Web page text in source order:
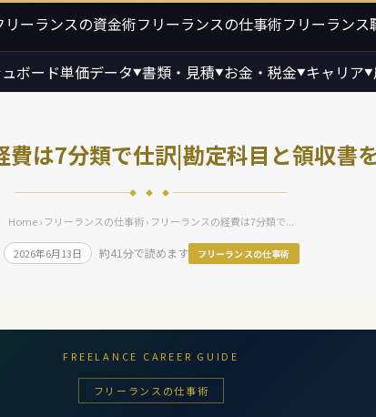
リーランスの資金術フリーランスの仕事術フリーランス
ボード単価データ▼書類・見積▼お金・税金▼キャリア▼
費は7分類で仕訳|勘定科目と領収書
◆ ◆ ◆
Home›フリーランスの仕事術› フリーランスの経費は7分類で...
2026年6月13日 約41分で読めます フリーランスの仕事術
FREELANCE CAREER GUIDE
フリーランスの仕事術